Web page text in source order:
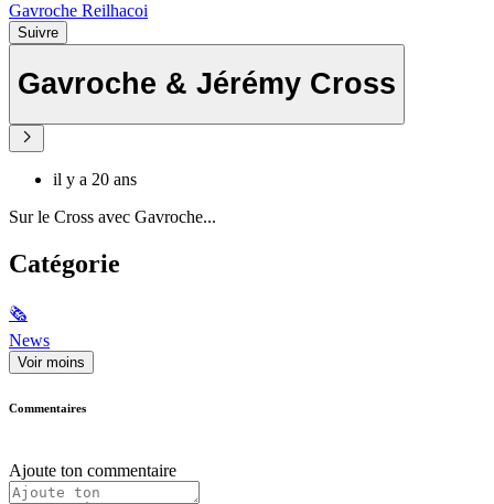
Gavroche Reilhacoi
Suivre
Gavroche & Jérémy Cross
il y a 20 ans
Sur le Cross avec Gavroche...
Catégorie
🗞
News
Voir moins
Commentaires
Ajoute ton commentaire